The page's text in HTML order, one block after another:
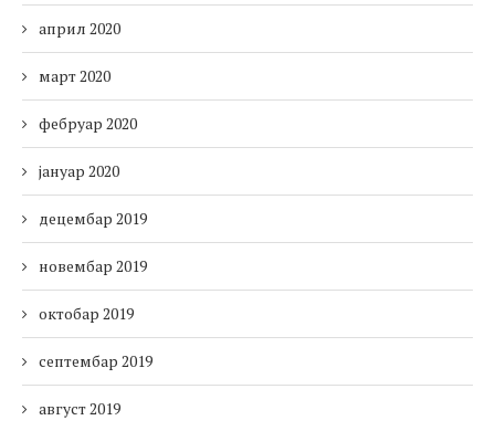
април 2020
март 2020
фебруар 2020
јануар 2020
децембар 2019
новембар 2019
октобар 2019
септембар 2019
август 2019